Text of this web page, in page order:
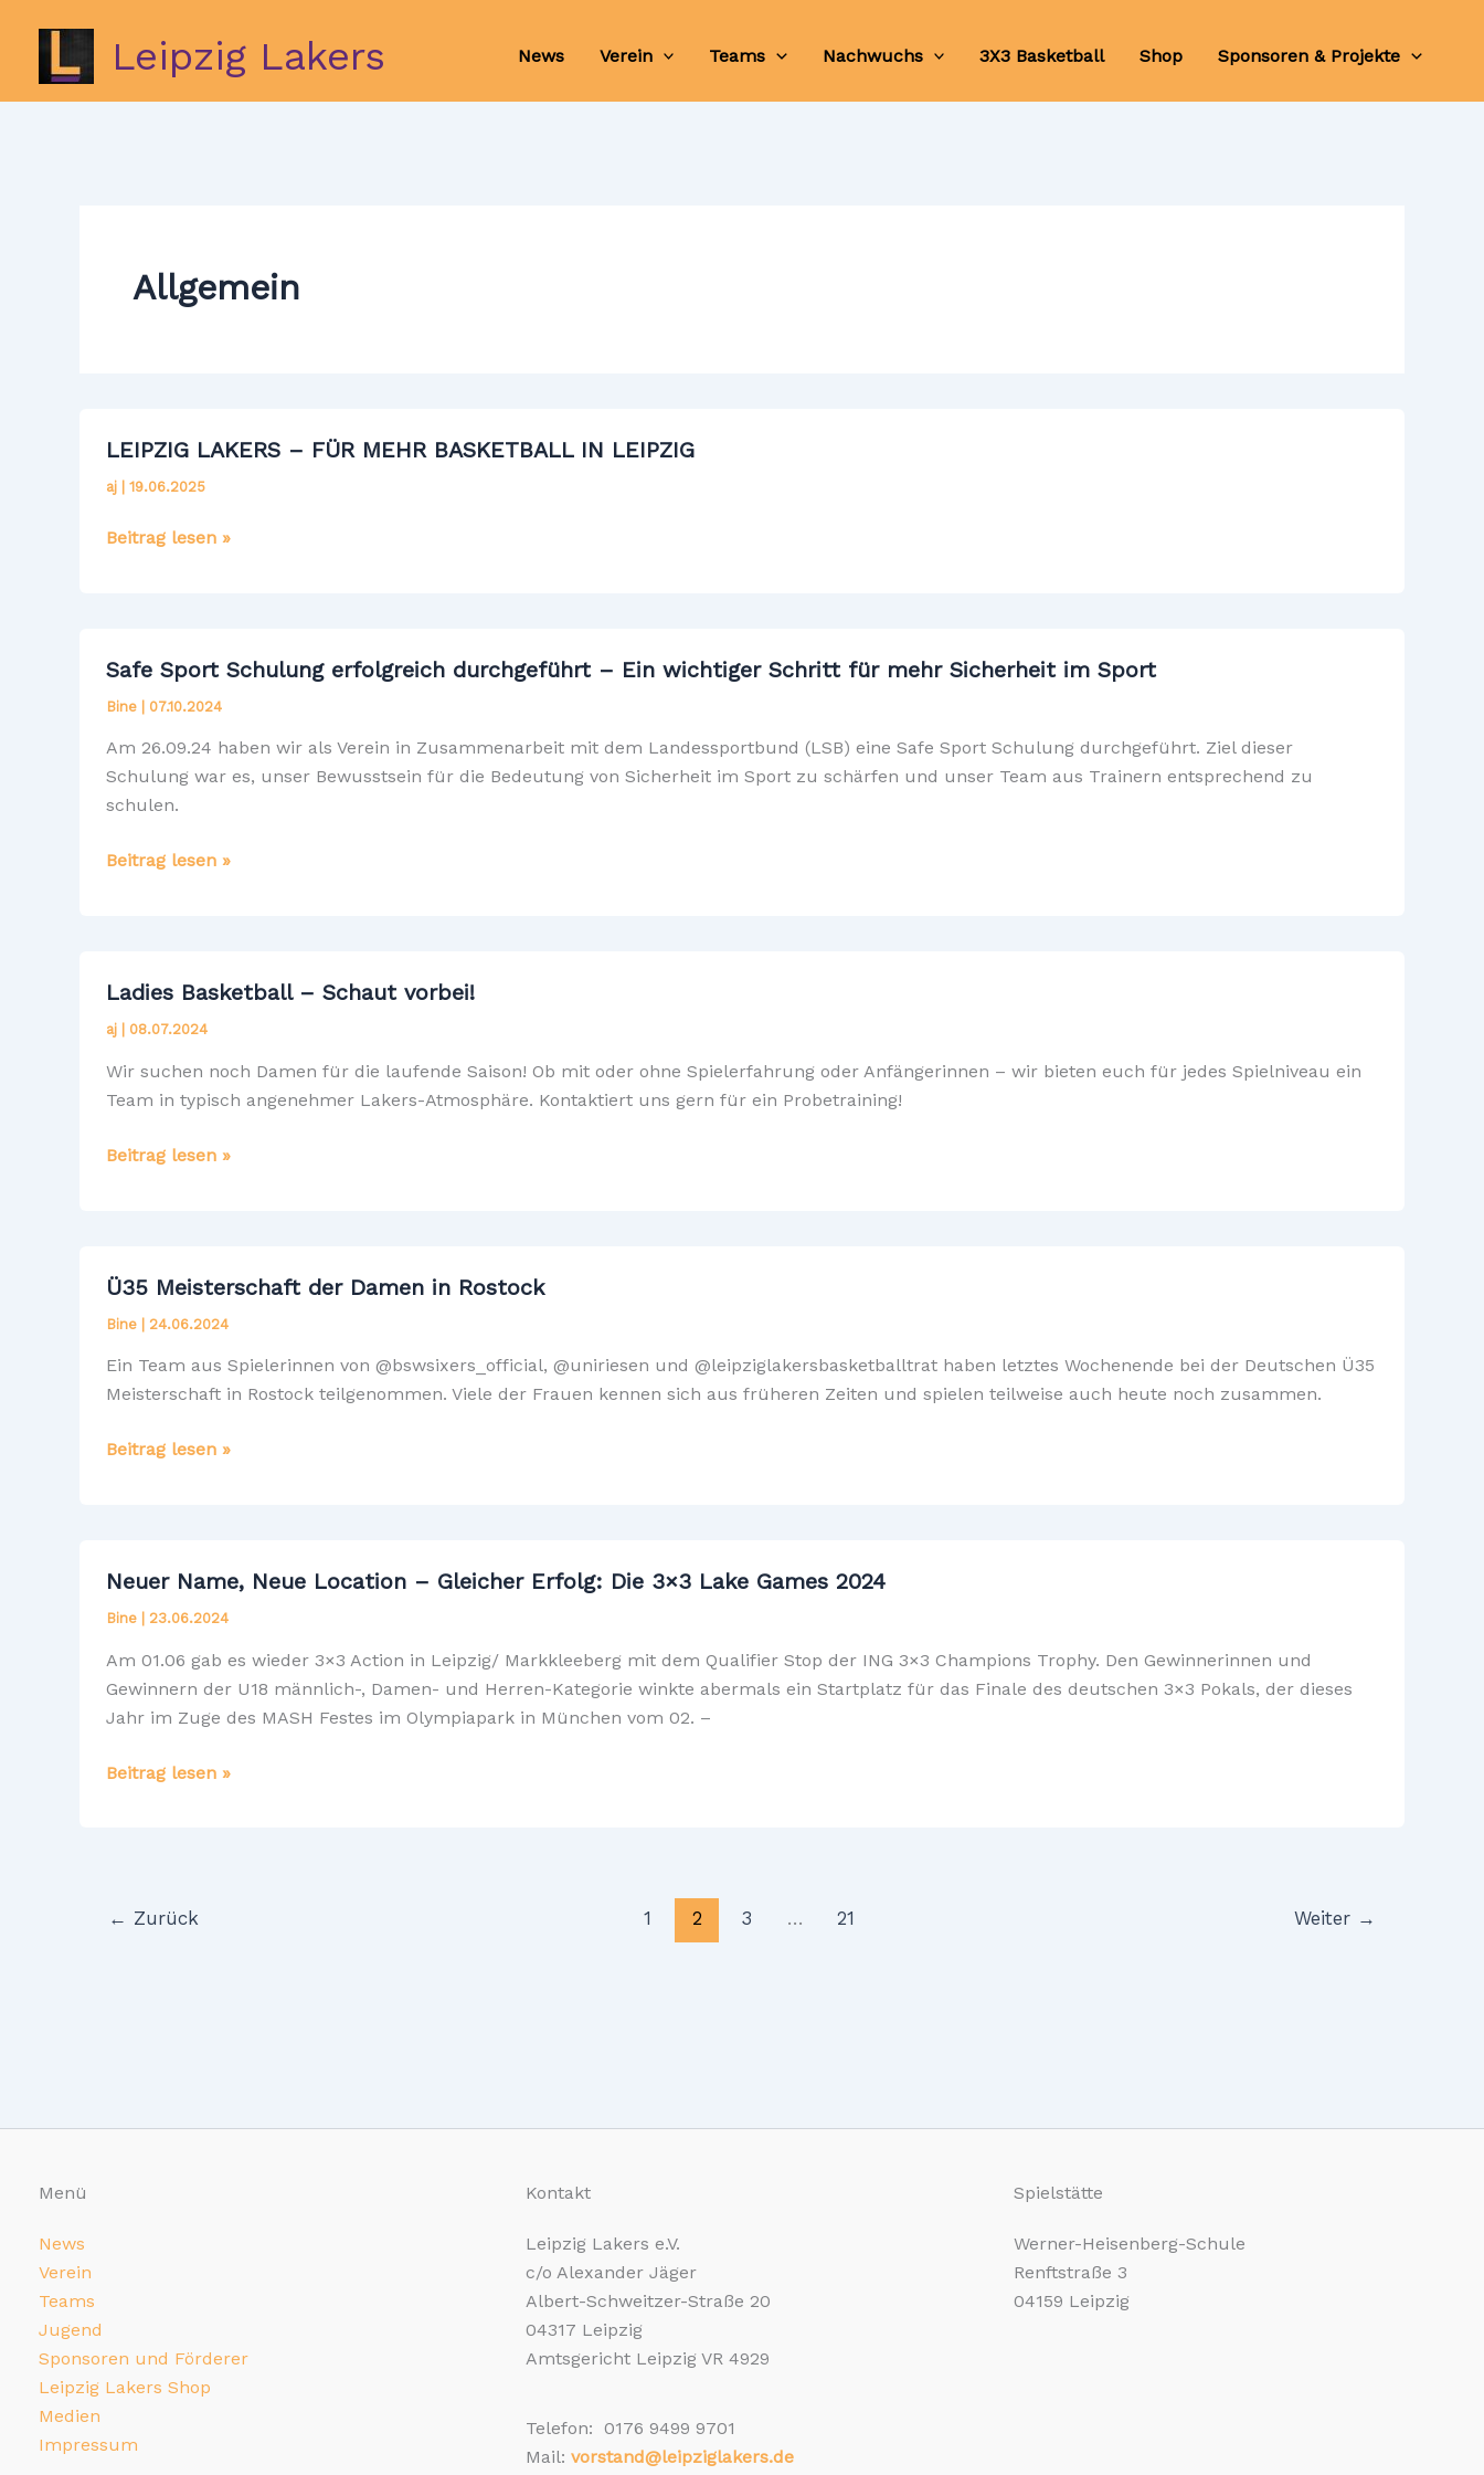
Inhalt
springen
Leipzig Lakers News Verein Teams Nachwuchs 3X3 Basketball Shop Sponsoren & Projekte
Allgemein
LEIPZIG LAKERS – FÜR MEHR BASKETBALL IN LEIPZIG
aj 19.06.2025
LEIPZIG
BASKETBALL
IN
LEIPZIG
Beitrag lesen »
Safe Sport Schulung erfolgreich durchgeführt – Ein wichtiger Schritt für mehr Sicherheit im Sport
Bine 07.10.2024
Am 26.09.24 haben wir als Verein in Zusammenarbeit mit dem Landessportbund (LSB) eine Safe Sport Schulung durchgeführt. Ziel dieser
Schulung war es, unser Bewusstsein für die Bedeutung von Sicherheit im Sport zu schärfen und unser Team aus Trainern entsprechend zu
schulen.
Safe
–
Ein
wichtiger
Schritt
mehr
Beitrag lesen »
Ladies Basketball – Schaut vorbei!
aj 08.07.2024
Wir suchen noch Damen für die laufende Saison! Ob mit oder ohne Spielerfahrung oder Anfängerinnen – wir bieten euch für jedes Spielniveau ein
Team in typisch angenehmer Lakers-Atmosphäre. Kontaktiert uns gern für ein Probetraining!
Ladies
Beitrag lesen »
Ü35 Meisterschaft der Damen in Rostock
Bine | 24.06.2024
Ein Team aus Spielerinnen von @bswsixers_official, @uniriesen und @leipziglakersbasketballtrat haben letztes Wochenende bei der Deutschen Ü35
Meisterschaft in Rostock teilgenommen. Viele der Frauen kennen sich aus früheren Zeiten und spielen teilweise auch heute noch zusammen.
Ü35
Rostock
Beitrag lesen »
Neuer Name, Neue Location – Gleicher Erfolg: Die 3×3 Lake Games 2024
Bine 23.06.2024
Am 01.06 gab es wieder 3×3 Action in Leipzig/ Markkleeberg mit dem Qualifier Stop der ING 3×3 Champions Trophy. Den Gewinnerinnen und
Gewinnern der U18 männlich-, Damen- und Herren-Kategorie winkte abermals ein Startplatz für das Finale des deutschen 3×3 Pokals, der dieses
Jahr im Zuge des MASH Festes im Olympiapark in München vom 02. –
Neuer
Gleicher
Beitrag lesen »
← Zurück 1 2 3 … 21 Weiter →
Menü
News
Verein
Teams
Jugend
Sponsoren und Förderer
Leipzig Lakers Shop
Medien
Impressum
Kontakt
Leipzig Lakers e.V.
c/o Alexander Jäger
Albert-Schweitzer-Straße 20
04317 Leipzig
Amtsgericht Leipzig VR 4929
Telefon: 0176 9499 9701
Mail:vorstand@leipziglakers.de
Spielstätte
Werner-Heisenberg-Schule
Renftstraße 3
04159 Leipzig